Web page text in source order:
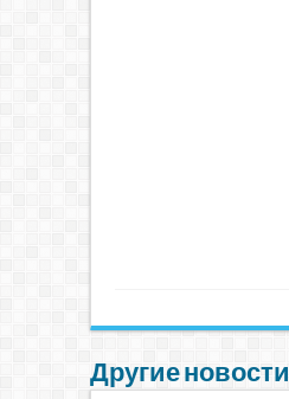
Другие новости